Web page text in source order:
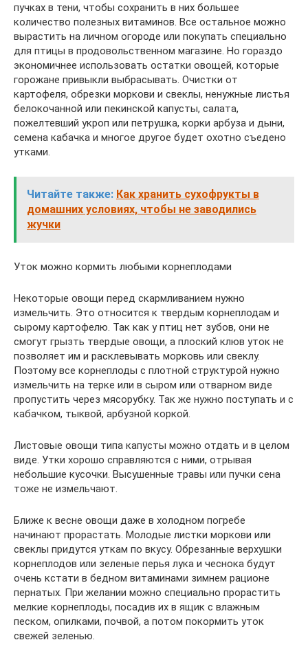
пучках в тени, чтобы сохранить в них большее
количество полезных витаминов. Все остальное можно
вырастить на личном огороде или покупать специально
для птицы в продовольственном магазине. Но гораздо
экономичнее использовать остатки овощей, которые
горожане привыкли выбрасывать. Очистки от
картофеля, обрезки моркови и свеклы, ненужные листья
белокочанной или пекинской капусты, салата,
пожелтевший укроп или петрушка, корки арбуза и дыни,
семена кабачка и многое другое будет охотно съедено
утками.
Читайте также: Как хранить сухофрукты в
домашних условиях, чтобы не заводились
жучки
Уток можно кормить любыми корнеплодами
Некоторые овощи перед скармливанием нужно
измельчить. Это относится к твердым корнеплодам и
сырому картофелю. Так как у птиц нет зубов, они не
смогут грызть твердые овощи, а плоский клюв уток не
позволяет им и расклевывать морковь или свеклу.
Поэтому все корнеплоды с плотной структурой нужно
измельчить на терке или в сыром или отварном виде
пропустить через мясорубку. Так же нужно поступать и с
кабачком, тыквой, арбузной коркой.
Листовые овощи типа капусты можно отдать и в целом
виде. Утки хорошо справляются с ними, отрывая
небольшие кусочки. Высушенные травы или пучки сена
тоже не измельчают.
Ближе к весне овощи даже в холодном погребе
начинают прорастать. Молодые листки моркови или
свеклы придутся уткам по вкусу. Обрезанные верхушки
корнеплодов или зеленые перья лука и чеснока будут
очень кстати в бедном витаминами зимнем рационе
пернатых. При желании можно специально прорастить
мелкие корнеплоды, посадив их в ящик с влажным
песком, опилками, почвой, а потом покормить уток
свежей зеленью.